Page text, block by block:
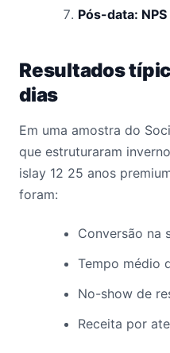
Pós-data:
Resultados
dias
Em uma amostra do
que estruturaram
islay 12 25 anos
foram:
Conversão na
Tempo médio
No-show de
Receita por